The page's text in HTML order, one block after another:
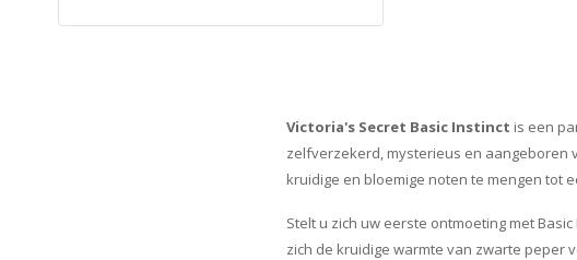
Victoria's Secret Basic Instinct is een
zelfverzekerd, mysterieus en aangeboren
kruidige en bloemige noten te mengen tot
Stelt u zich uw eerste ontmoeting met
zich de kruidige warmte van zwarte peper